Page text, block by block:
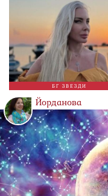
БГ ЗВЕЗДИ
Йорданова